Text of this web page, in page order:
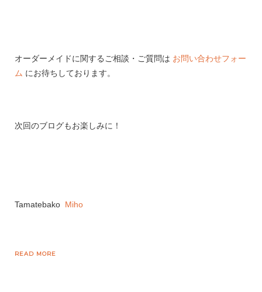
オーダーメイドに関するご相談・ご質問は お問い合わせフォー
ム にお待ちしております。
次回のブログもお楽しみに！
Tamatebako Miho
READ MORE